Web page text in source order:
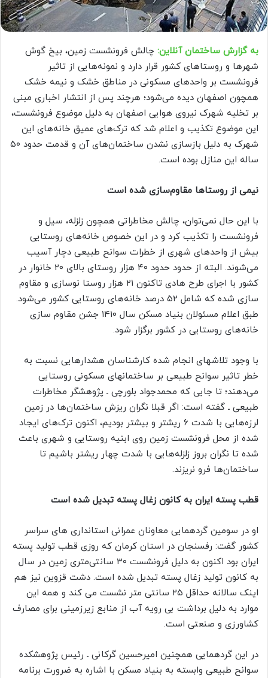
به گزارش ساختمان آنلاین: چالش فرونشست زمین، بیخ گوش
شهرها و روستاهای کشور قرار دارد و نمونه‌هایی از تاثیر
فرونشست بر واحدهای مسکونی در مناطق خشک و نیمه خشک
همچون اصفهان دیده می‌شود؛ هرچند پس از انتشار اخباری مبنی
بر تخلیه شهرک نیروی هوایی اصفهان به دلیل موضوع فرونشست،
این موضوع تکذیب و اعلام شد که ترک‌های عمیق خانه‌های این
شهرک به دلیل بازسازی نشدن ساختمان‌های آن و قدمت حدود ۵۰
ساله این منازل بوده است.
نیمی از روستاها مقاوم‌سازی شده است
با این حال نمی‌توان، چالش مخاطراتی همچون زلزله، سیل و
فرونشست را تکذیب کرد و در این خصوص خانه‌های روستایی
بیش از واحدهای شهری از خطرات سوانح طبیعی دچار آسیب
می‌شوند. البته از حدود حدود ۴۰ هزار روستای بالای ۲۰ خانوار در
کشور با اجرای طرح هادی تاکنون ۲۱ هزار روستا نوسازی و مقاوم
سازی شده که شامل ۵۲ درصد خانه‌های روستایی کشور می‌شود.
طبق اعلام مسئولان بنیاد مسکن سال ۱۴۱۰ جشن مقاوم سازی
خانه‌های روستایی در کشور برگزار ‌شود.
با وجود تلاشهای انجام شده کارشناسان هشدارهایی نسبت به
خطر تاثیر سوانح طبیعی بر ساختمانهای مسکونی روستایی
می‌دهند؛ تا جایی که محمدجواد بلورچی ـ پژوهشگر مخاطرات
طبیعی ـ گفته است: اگر قبلا نگران ریزش ساختمان‌ها در زمین
لرزه‌هایی با شدت ۶ ریشتر و بیشتر بودیم، اکنون ترک‌های ایجاد
شده از محل فرونشست زمین روی ابنیه روستایی و شهری باعث
شده تا نگران بروز زلزله‌هایی با شدت چهار ریشتر باشیم تا
ساختمان‌ها فرو نریزند.
قطب پسته ایران به کانون زغال پسته تبدیل شده است
او در سومین گردهمایی معاونان عمرانی استانداری های سراسر
کشور گفت: رفسنجان در استان کرمان که روزی قطب تولید پسته
ایران بود اکنون به دلیل فرونشست ۳۰ سانتی‌متری زمین در سال
به کانون تولید زغال پسته تبدیل شده است. دشت قزوین نیز هم
اینک سالانه حداقل ۲۵ سانتی متر نشست می کند و همه این
موارد به دلیل برداشت بی رویه آب از منابع زیرزمینی برای مصارف
کشاورزی و صنعتی است.
در این گردهمایی همچنین امیرحسین گرکانی ـ رئیس پژوهشکده
سوانح طبیعی وابسته به بنیاد مسکن با اشاره به ضرورت برنامه